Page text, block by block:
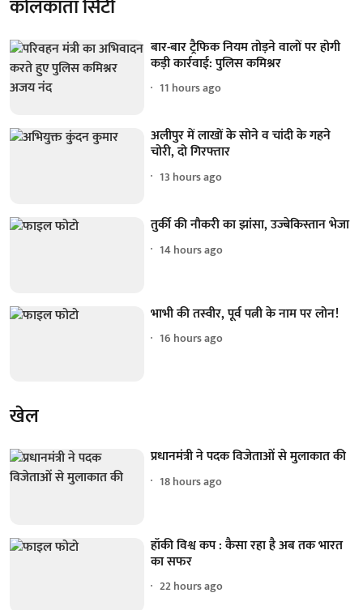
कोलकाता सिटी
बार-बार ट्रैफिक नियम तोड़ने वालों पर होगी
कड़ी कार्रवाई: पुलिस कमिश्नर
11 hours ago
अलीपुर में लाखों के सोने व चांदी के गहने
चोरी, दो गिरफ्तार
13 hours ago
तुर्की की नौकरी का झांसा, उज्बेकिस्तान भेजा
14 hours ago
भाभी की तस्वीर, पूर्व पत्नी के नाम पर लोन!
16 hours ago
खेल
प्रधानमंत्री ने पदक विजेताओं से मुलाकात की
18 hours ago
हॉकी विश्व कप : कैसा रहा है अब तक भारत
का सफर
22 hours ago